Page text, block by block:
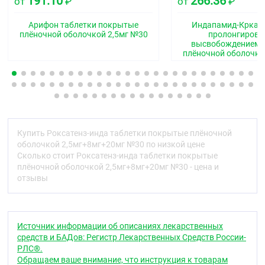
Действующие вещества: Индапамид 1,250 мг,
Периндоприла эрбумин 4,000 мг, Розувастатин
кальция 20,790 мг, эквивалентно розувастатину
Вспомогательные вещества: целлюлоза
микрокристаллическая, тип 200, низкой
112, кросповидон, тип А, кремния диоксид
коллоидный, магния стеарат.
Оболочка плёночная:
Пленкообразующая смесь 2: поливиниловый спирт,
макрогол-3350, титана диоксид (E171), тальк,
краситель железа оксид красный (E172), краситель
1 таблетка, покрытая плёночной оболочкой, 2,5 мг
+ 8 мг + 10 мг содержит:
Арифон таблетки покрытые
плёночной оболочкой 2,5мг №30
Индапамид-Крка
высвобождением
плёночной
Купить Роксатенз-инда таблетки покрытые плёночной
оболочкой 2,5мг+8мг+20мг №30 по низкой цене
Сколько стоит Роксатенз-инда таблетки покрытые
плёночной оболочкой 2,5мг+8мг+20мг №30 - цена и
отзывы
Источник информации об описаниях лекарственных
средств и БАДов: Регистр Лекарственных Средств России-
РЛС®.
Обращаем ваше внимание, что инструкция к товарам